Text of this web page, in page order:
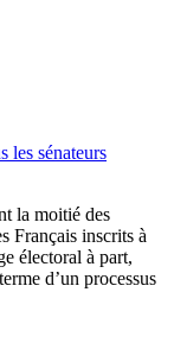
les sénateurs
la moitié des
Français inscrits à
électoral à part,
d’un processus